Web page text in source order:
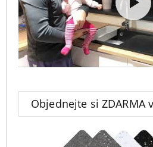
Objednejte si ZDARMA